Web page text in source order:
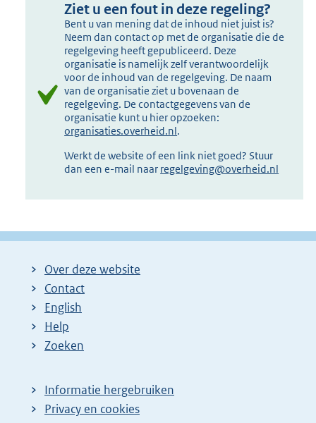
Ziet u een fout in deze regeling?
Bent u van mening dat de inhoud niet juist is?
Neem dan contact op met de organisatie die de
regelgeving heeft gepubliceerd. Deze
organisatie is namelijk zelf verantwoordelijk
voor de inhoud van de regelgeving. De naam
van de organisatie ziet u bovenaan de
regelgeving. De contactgegevens van de
organisatie kunt u hier opzoeken:
organisaties.overheid.nl.
Werkt de website of een link niet goed? Stuur
dan een e-mail naar regelgeving@overheid.nl
Over deze website
Contact
English
Help
Zoeken
Informatie hergebruiken
Privacy en cookies